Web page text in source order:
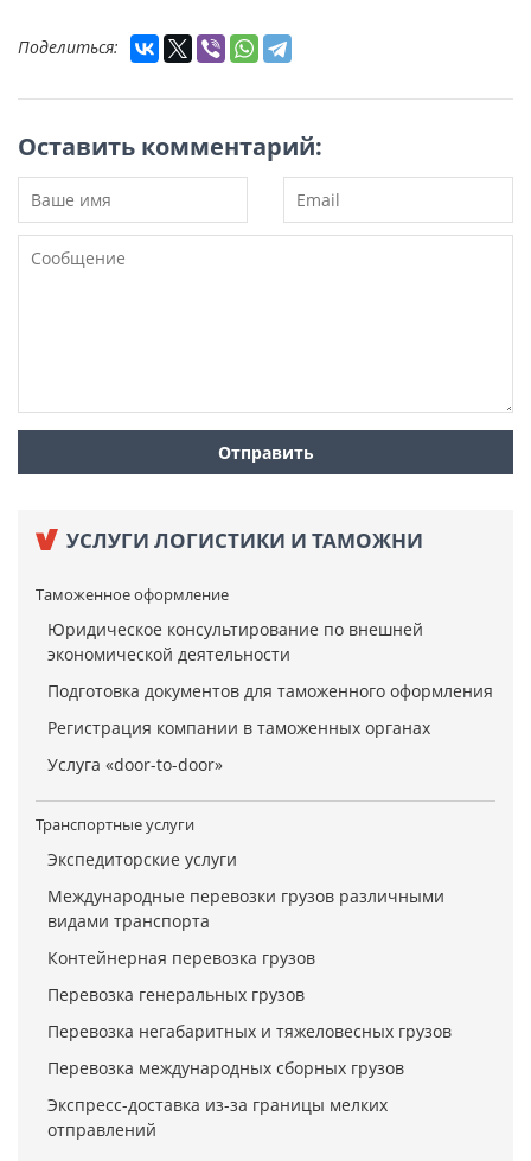
Поделиться:
Оставить комментарий:
УСЛУГИ ЛОГИСТИКИ И ТАМОЖНИ
Таможенное оформление
Юридическое консультирование по внешней
экономической деятельности
Подготовка документов для таможенного оформления
Регистрация компании в таможенных органах
Услуга «door-to-door»
Транспортные услуги
Экспедиторские услуги
Международные перевозки грузов различными
видами транспорта
Контейнерная перевозка грузов
Перевозка генеральных грузов
Перевозка негабаритных и тяжеловесных грузов
Перевозка международных сборных грузов
Экспресс-доставка из-за границы мелких
отправлений